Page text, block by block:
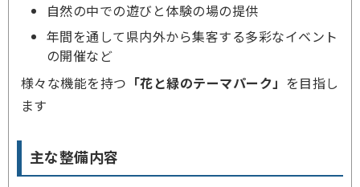
自然の中での遊びと体験の場の提供
年間を通して県内外から集客する多彩なイベント
の開催など
様々な機能を持つ 「花と緑のテーマパーク」 を目指し
ます
主な整備内容